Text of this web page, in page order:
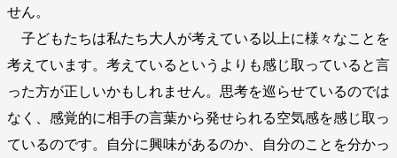
せん。
子どもたちは私たち大人が考えている以上に様々なことを
考えています。考えているというよりも感じ取っていると言
った方が正しいかもしれません。思考を巡らせているのでは
なく、感覚的に相手の言葉から発せられる空気感を感じ取っ
ているのです。自分に興味があるのか、自分のことを分かっ